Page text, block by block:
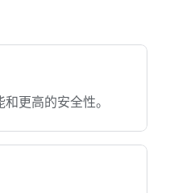
更高的安全性。